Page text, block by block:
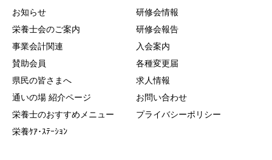
お知らせ
栄養士会のご案内
事業会計関連
賛助会員
県民の皆さまへ
通いの場 紹介ページ
栄養士のおすすめメニュー
栄養ｹｱ･ｽﾃｰｼｮﾝ
研修会情報
研修会報告
入会案内
各種変更届
求人情報
お問い合わせ
プライバシーポリシー